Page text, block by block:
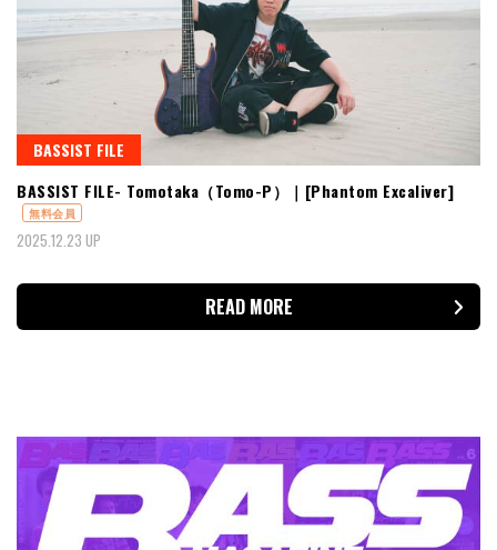
BASSIST FILE
BASSIST FILE- Tomotaka（Tomo-P）｜[Phantom Excaliver]
無料会員
2025.12.23 UP
READ MORE